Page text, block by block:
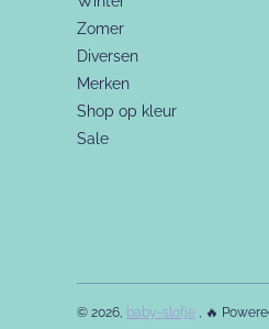
Zomer
Diversen
Merken
Shop op kleur
Sale
© 2026, baby-slofje , 🔥